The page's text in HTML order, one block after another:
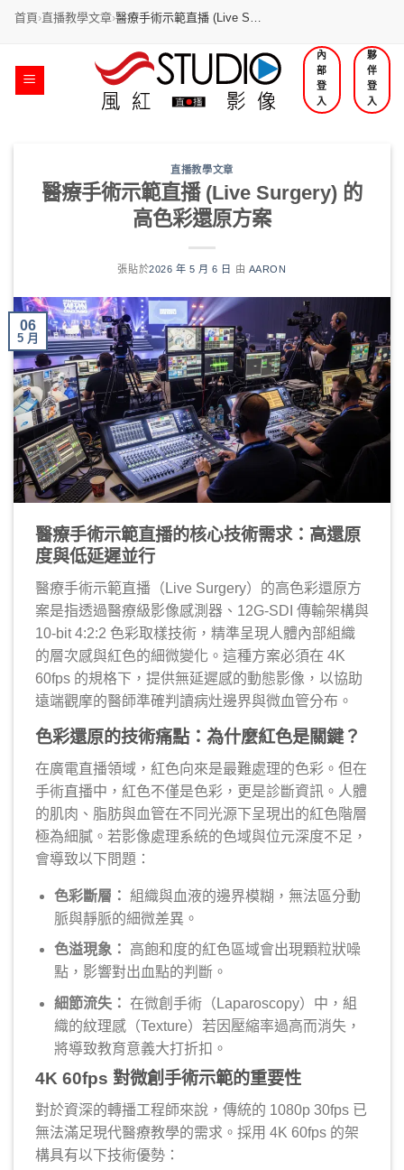
首頁›直播教學文章›醫療手術示範直播 (Live S…
內
部
登
入
夥
伴
登
入
直播教學文章
醫療手術示範直播 (Live Surgery) 的
高色彩還原方案
張貼於2026 年 5 月 6 日 由 AARON
06
5 月
醫療手術示範直播的核心技術需求：高還原
度與低延遲並行
醫療手術示範直播（Live Surgery）的高色彩還原方
案是指透過醫療級影像感測器、12G-SDI 傳輸架構與
10-bit 4:2:2 色彩取樣技術，精準呈現人體內部組織
的層次感與紅色的細微變化。這種方案必須在 4K
60fps 的規格下，提供無延遲感的動態影像，以協助
遠端觀摩的醫師準確判讀病灶邊界與微血管分布。
色彩還原的技術痛點：為什麼紅色是關鍵？
在廣電直播領域，紅色向來是最難處理的色彩。但在
手術直播中，紅色不僅是色彩，更是診斷資訊。人體
的肌肉、脂肪與血管在不同光源下呈現出的紅色階層
極為細膩。若影像處理系統的色域與位元深度不足，
會導致以下問題：
色彩斷層： 組織與血液的邊界模糊，無法區分動
脈與靜脈的細微差異。
色溢現象：
高飽和度的紅色區域會出現顆粒狀噪
點，影響對出血點的判斷。
細節流失： 在微創手術（Laparoscopy）中，組
織的紋理感（Texture）若因壓縮率過高而消失，
將導致教育意義大打折扣。
4K 60fps 對微創手術示範的重要性
對於資深的轉播工程師來說，傳統的 1080p 30fps 已
無法滿足現代醫療教學的需求。採用 4K 60fps 的架
構具有以下技術優勢：